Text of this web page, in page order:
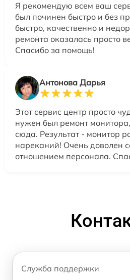
Я рекомендую всем ваш
был починен быстро и без
быстро, качественно и
ремонта оказалась просто
Спасибо за помощь!
Антонова Дарья
Этот сервис центр просто
нужен был ремонт
сюда. Результат - монитор
нареканий! Очень доволен
отношением персонала.
Служба поддержки